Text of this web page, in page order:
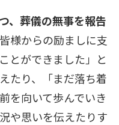
、葬儀の無事を報告
様からの励ましに支
とができました」と
たり、「まだ落ち着
を向いて歩んでいき
や思いを伝えたりす